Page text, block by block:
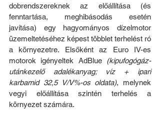
dobrendszereknek az előállítása (és
fenntartása, meghibásodás esetén
javítása) egy hagyományos dízelmotor
üzemeltetéséhez képest többlet terhelést ró
a környezetre. Elsőként az Euro IV-es
motorok igényeltek AdBlue (kipufogógáz-
utánkezelő adalékanyag; víz + ipari
karbamid 32,5 V/V%-os oldata), melynek
vegyi előállítása szintén terhelés a
környezet számára.